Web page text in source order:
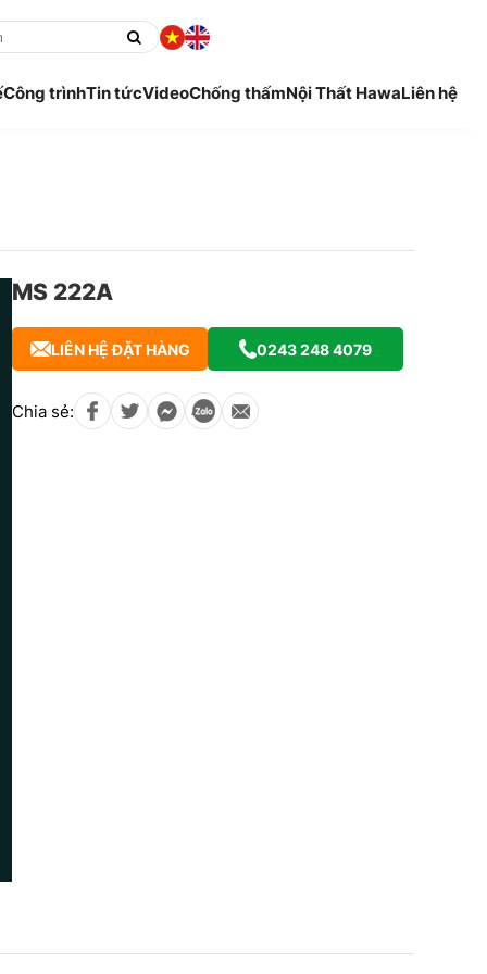
Công trìnhTin tứcVideoChống thấmNội Thất HawaLiên hệ
MS 222A
LIÊN HỆ ĐẶT HÀNG 0243 248 4079
Chia sẻ: